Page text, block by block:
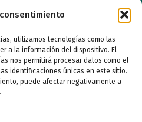
utilizamos tecnologías como las
a la información del dispositivo. El
nos permitirá procesar datos como el
identificaciones únicas en este sitio.
puede afectar negativamente a